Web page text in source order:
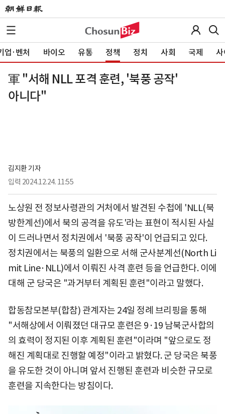
업·벤처 바이오 유통 정책 정치 사회 국제 사
軍 "서해 NLL 포격 훈련, '북풍 공작'
아니다"
김지환 기자
입력 2024.12.24. 11:55
노상원 전 정보사령관의 거처에서 발견된 수첩에 'NLL(북
방한계선)에서 북의 공격을 유도'라는 표현이 적시된 사실
이 드러나면서 정치권에서 '북풍 공작'이 언급되고 있다.
정치권에서는 북풍의 일환으로 서해 군사분계선(North Li
mit Line·NLL)에서 이뤄진 사격 훈련 등을 언급한다. 이에
대해 군 당국은 "과거부터 계획된 훈련"이라고 말했다.
합동참모본부(합참) 관계자는 24일 정례 브리핑을 통해
"서해상에서 이뤄졌던 대규모 훈련은 9·19 남북군사합의
의 효력이 정지된 이후 계획된 훈련"이라며 "앞으로도 정
해진 계획대로 진행할 예정"이라고 밝혔다. 군 당국은 북풍
을 유도한 것이 아니며 앞서 진행된 훈련과 비슷한 규모로
훈련을 지속한다는 방침이다.